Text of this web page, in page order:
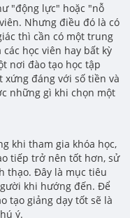
"động lực" hoặc "nỗ
Nhưng điều đó là có
thì cần có một trung
học viên hay bất kỳ
nơi đào tạo học tập
đáng với số tiền và
những gì khi chọn một
khi tham gia khóa học,
tiếp trở nên tốt hơn, sử
thạo. Đây là mục tiêu
khi hướng đến. Để
tạo giảng dạy tốt sẽ là
ý.